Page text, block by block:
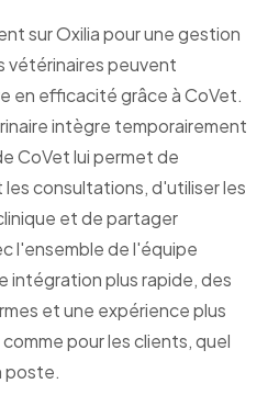
sur Oxilia pour une gestion
vétérinaires peuvent
en efficacité grâce à CoVet.
intègre temporairement
CoVet lui permet de
consultations, d'utiliser les
et de partager
l'ensemble de l'équipe
intégration plus rapide, des
et une expérience plus
pour les clients, quel
poste.